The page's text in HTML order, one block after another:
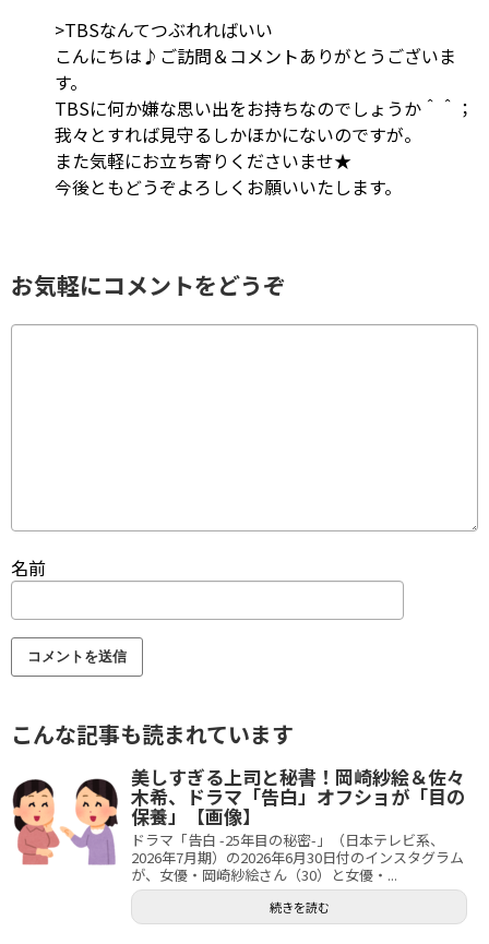
>TBSなんてつぶれればいい
こんにちは♪ご訪問＆コメントありがとうございま
す。
TBSに何か嫌な思い出をお持ちなのでしょうか＾＾；
我々とすれば見守るしかほかにないのですが。
また気軽にお立ち寄りくださいませ★
今後ともどうぞよろしくお願いいたします。
お気軽にコメントをどうぞ
名前
こんな記事も読まれています
美しすぎる上司と秘書！岡崎紗絵＆佐々
木希、ドラマ「告白」オフショが「目の
保養」【画像】
ドラマ「告白 -25年目の秘密-」（日本テレビ系、
2026年7月期）の2026年6月30日付のインスタグラム
が、女優・岡崎紗絵さん（30）と女優・...
続きを読む